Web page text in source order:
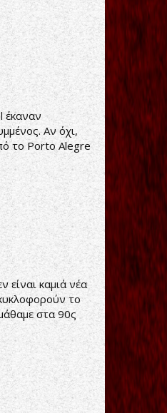
έκαναν
Αν όχι,
το Porto Alegre
είναι καμιά νέα
το
στα 90ς